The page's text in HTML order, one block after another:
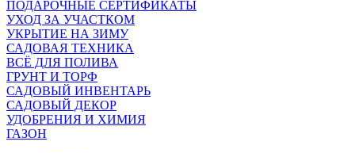
ПОДАРОЧНЫЕ СЕРТИФИКАТЫ
УХОД ЗА УЧАСТКОМ
УКРЫТИЕ НА ЗИМУ
САДОВАЯ ТЕХНИКА
ВСЁ ДЛЯ ПОЛИВА
ГРУНТ И ТОРФ
САДОВЫЙ ИНВЕНТАРЬ
САДОВЫЙ ДЕКОР
УДОБРЕНИЯ И ХИМИЯ
ГАЗОН